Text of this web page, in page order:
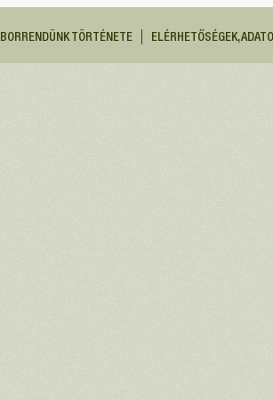
BORRENDÜNK TÖRTÉNETE ELÉRHETŐSÉGEK,